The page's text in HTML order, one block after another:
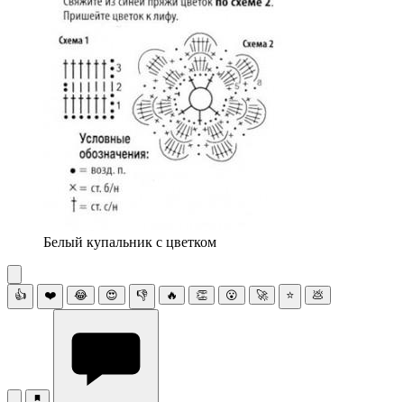
Белый купальник с цветком
👍 ❤️ 😂 😍 👎 🔥 👏 😮 🚀 ⭐ 💩